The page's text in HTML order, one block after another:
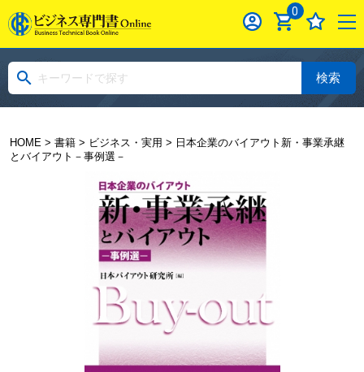
0
検索
HOME> 書籍> ビジネス・実用 > 日本企業のバイアウト新・事業承継
とバイアウト－事例選－